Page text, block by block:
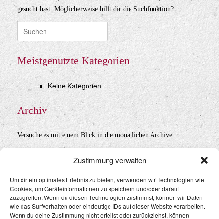
Zustimmung verwalten
Um dir ein optimales Erlebnis zu bieten, verwenden wir Technologien wie
Cookies, um Geräteinformationen zu speichern und/oder darauf
zuzugreifen. Wenn du diesen Technologien zustimmst, können wir Daten
wie das Surfverhalten oder eindeutige IDs auf dieser Website verarbeiten.
Wenn du deine Zustimmung nicht erteilst oder zurückziehst, können
gesucht hast. Möglicherweise hilft dir die Suchfunktion?
Suche
nach:
Meistgenutzte Kategorien
Keine Kategorien
Archiv
Versuche es mit einem Blick in die monatlichen Archive.
Datenschutz&Impressum